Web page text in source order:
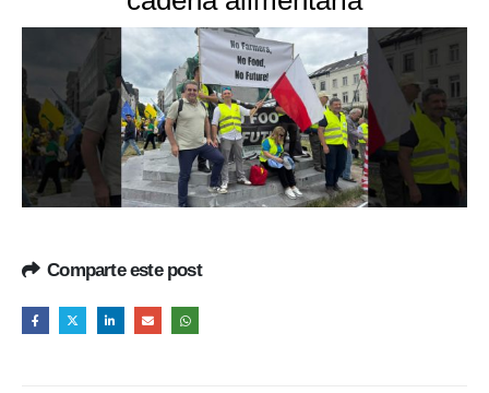
Comparte este post